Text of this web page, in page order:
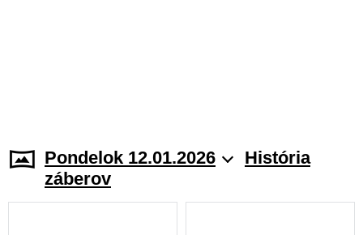
Pondelok 12.01.2026
História
záberov